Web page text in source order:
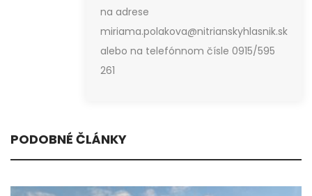
na adrese
miriama.polakova@nitrianskyhlasnik.sk
alebo na telefónnom čísle 0915/595
261
PODOBNÉ ČLÁNKY